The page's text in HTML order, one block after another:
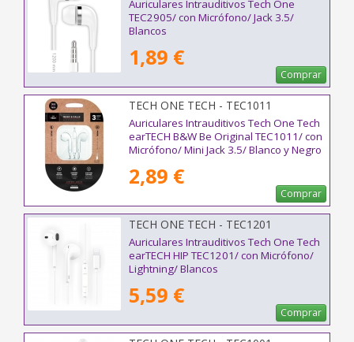
Auriculares Intrauditivos Tech One
TEC2905/ con Micrófono/ Jack 3.5/
Blancos
1,89 €
Comprar
TECH ONE TECH - TEC1011
Auriculares Intrauditivos Tech One Tech
earTECH B&W Be Original TEC1011/ con
Micrófono/ Mini Jack 3.5/ Blanco y Negro
2,89 €
Comprar
TECH ONE TECH - TEC1201
Auriculares Intrauditivos Tech One Tech
earTECH HIP TEC1201/ con Micrófono/
Lightning/ Blancos
5,59 €
Comprar